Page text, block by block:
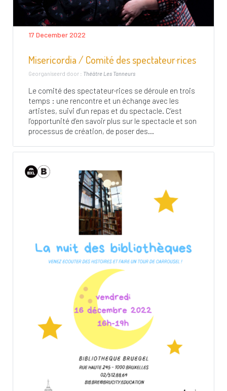
17 December 2022
Misericordia / Comité des spectateur·rices
Georganiseerd door : Théâtre Les Tanneurs
Le comité des spectateur·rices se déroule en trois
temps : une rencontre et un échange avec les
artistes, suivi d’un repas et du spectacle. C’est
l’opportunité d’en savoir plus sur le spectacle et son
processus de création, de poser des...